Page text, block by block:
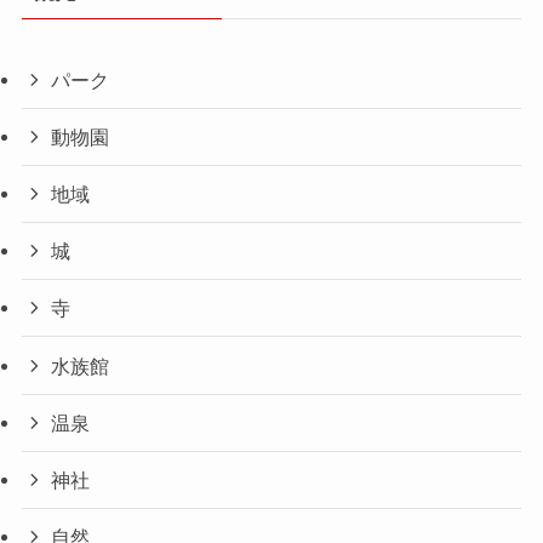
パーク
動物園
地域
城
寺
水族館
温泉
神社
自然